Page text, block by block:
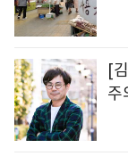
[
주